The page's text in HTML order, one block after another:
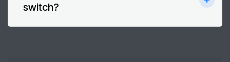
switch?